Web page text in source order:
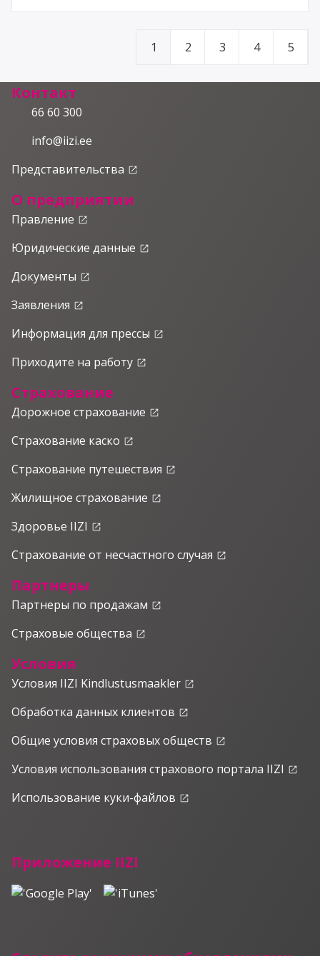
1 2 3 4 5
Приложение IIZI
Контакт
66 60 300
info@iizi.ee
Представительства launch
О предприятии
Правление launch
Юридические данные launch
Документы launch
Заявления launch
Информация для прессы launch
Приходите на работу launch
Страхование
Дорожное страхование launch
Страхование каско launch
Страхование путешествия launch
Жилищное страхование launch
Здоровье IIZI launch
Страхование от несчастного случая launch
Партнеры
Партнеры по продажам launch
Страховые общества launch
Условия
Условия IIZI Kindlustusmaakler launch
Обработка данных клиентов launch
Общие условия страховых обществ launch
Условия использования страхового портала IIZI launch
Использование куки-файлов launch